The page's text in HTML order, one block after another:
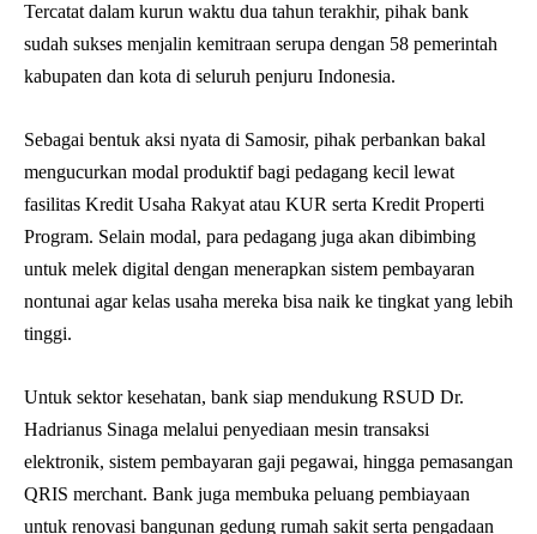
Tercatat dalam kurun waktu dua tahun terakhir, pihak bank
sudah sukses menjalin kemitraan serupa dengan 58 pemerintah
kabupaten dan kota di seluruh penjuru Indonesia.
Sebagai bentuk aksi nyata di Samosir, pihak perbankan bakal
mengucurkan modal produktif bagi pedagang kecil lewat
fasilitas Kredit Usaha Rakyat atau KUR serta Kredit Properti
Program. Selain modal, para pedagang juga akan dibimbing
untuk melek digital dengan menerapkan sistem pembayaran
nontunai agar kelas usaha mereka bisa naik ke tingkat yang lebih
tinggi.
Untuk sektor kesehatan, bank siap mendukung RSUD Dr.
Hadrianus Sinaga melalui penyediaan mesin transaksi
elektronik, sistem pembayaran gaji pegawai, hingga pemasangan
QRIS merchant. Bank juga membuka peluang pembiayaan
untuk renovasi bangunan gedung rumah sakit serta pengadaan